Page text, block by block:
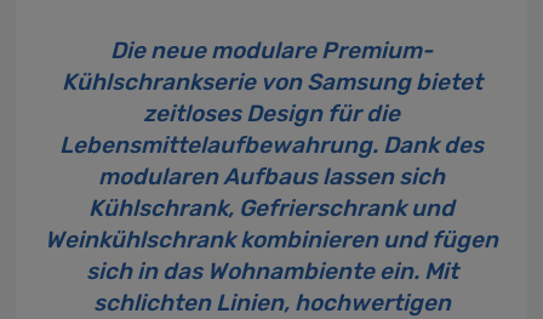
Die neue modulare Premium-
Kühlschrankserie von Samsung bietet
zeitloses Design für die
Lebensmittelaufbewahrung. Dank des
modularen Aufbaus lassen sich
Kühlschrank, Gefrierschrank und
Weinkühlschrank kombinieren und fügen
sich in das Wohnambiente ein. Mit
schlichten Linien, hochwertigen